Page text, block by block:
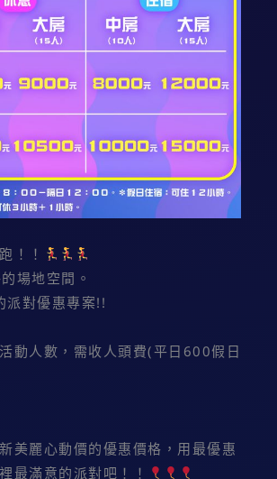
！！
場地空間。
派對優惠專案!!
動人數，需收人頭費(平日600假日
美麗心動價的優惠價格，用最優惠
最滿意的派對吧！！